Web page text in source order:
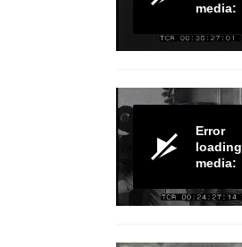
media:
Error
loading
media: